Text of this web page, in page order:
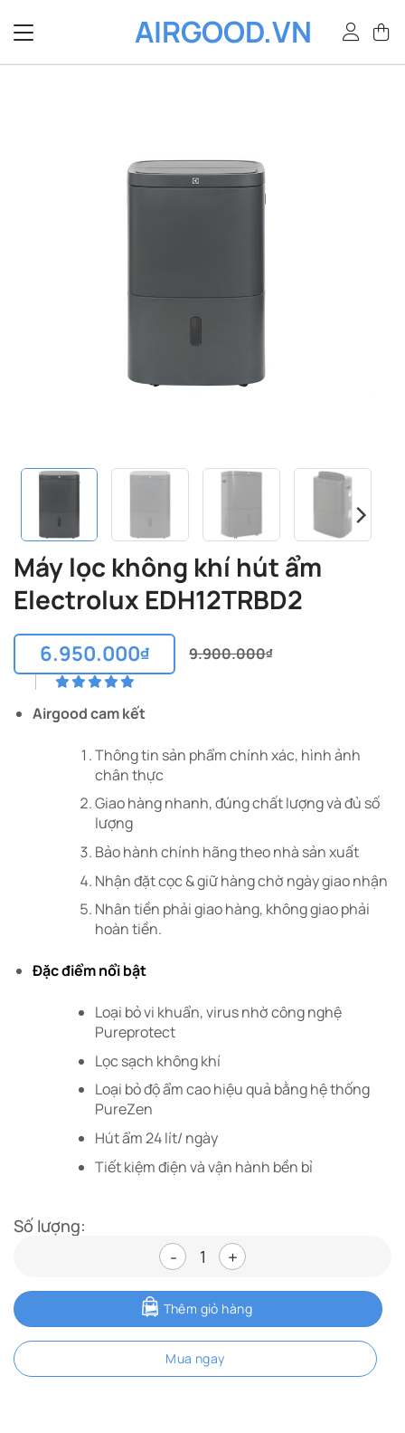
qua
dung
AIRGOOD.VN
Máy lọc không khí hút ẩm
Electrolux EDH12TRBD2
9.900.000₫
Giá
gốc
là:
9.900.000₫.
6.950.000₫
Giá
hiện
tại
là:
6.950.000₫.
Airgood cam kết
Thông tin sản phẩm chính xác, hình ảnh
chân thực
Giao hàng nhanh, đúng chất lượng và đủ số
lượng
Bảo hành chính hãng theo nhà sản xuất
Nhận đặt cọc & giữ hàng chờ ngày giao nhận
Nhân tiền phải giao hàng, không giao phải
hoàn tiền.
Đặc điểm nổi bật
Loại bỏ vi khuẩn, virus nhờ công nghệ
Pureprotect
Lọc sạch không khí
Loại bỏ độ ẩm cao hiệu quả bằng hệ thống
PureZen
Hút ẩm 24 lít/ ngày
Tiết kiệm điện và vận hành bền bỉ
Số lượng:
Máy lọc không khí hút ẩm
Thêm giỏ hàng
Mua ngay